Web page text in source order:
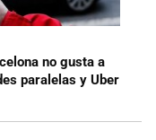
no gusta a
paralelas y Uber